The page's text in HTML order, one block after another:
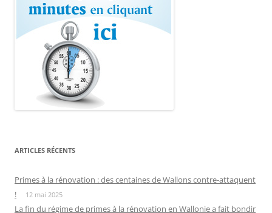
ARTICLES RÉCENTS
Primes à la rénovation : des centaines de Wallons contre-attaquent
!
12 mai 2025
La fin du régime de primes à la rénovation en Wallonie a fait bondir